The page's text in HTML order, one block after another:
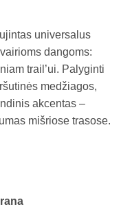
universalus
dangoms:
trail’ui. Palyginti
medžiagos,
akcentas –
mišriose trasose.